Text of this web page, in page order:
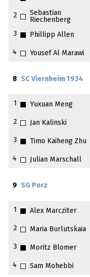
2
Sebastian
Riechenberg
3 Phillipp Allen
4 Yousef Al Marawi
8 SC Viernheim 1934
1 Yuxuan Meng
2 Jan Kalinski
3 Timo Kaiheng Zhu
4 Julian Marschall
9 SG Porz
1 Alex Marcziter
2 Maria Burlutskaia
3 Moritz Blomer
4 Sam Mohebbi